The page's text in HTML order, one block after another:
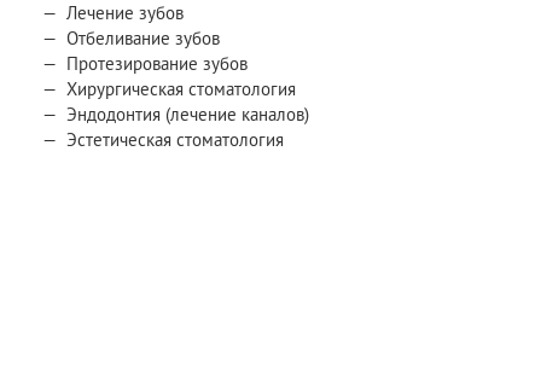
Лечение зубов
Отбеливание зубов
Протезирование зубов
Хирургическая стоматология
Эндодонтия (лечение каналов)
Эстетическая стоматология